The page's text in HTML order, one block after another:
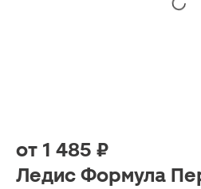
от 1 485 ₽
Ледис Формула